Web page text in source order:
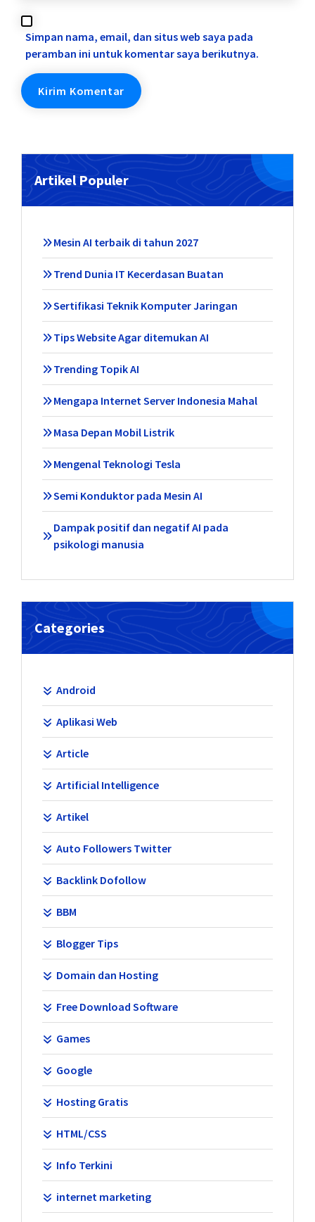
Simpan nama, email, dan situs web saya pada
peramban ini untuk komentar saya berikutnya.
Artikel Populer
Mesin AI terbaik di tahun 2027
Trend Dunia IT Kecerdasan Buatan
Sertifikasi Teknik Komputer Jaringan
Tips Website Agar ditemukan AI
Trending Topik AI
Mengapa Internet Server Indonesia Mahal
Masa Depan Mobil Listrik
Mengenal Teknologi Tesla
Semi Konduktor pada Mesin AI
Dampak positif dan negatif AI pada
psikologi manusia
Categories
Android
Aplikasi Web
Article
Artificial Intelligence
Artikel
Auto Followers Twitter
Backlink Dofollow
BBM
Blogger Tips
Domain dan Hosting
Free Download Software
Games
Google
Hosting Gratis
HTML/CSS
Info Terkini
internet marketing